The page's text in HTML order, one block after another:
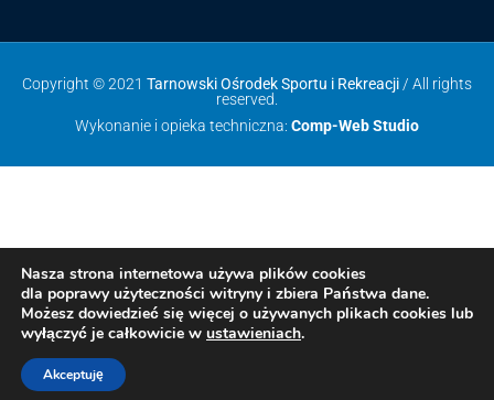
Copyright © 2021 Tarnowski Ośrodek Sportu i Rekreacji/ All rights
reserved.
Wykonanie i opieka techniczna: Comp-Web Studio
Nasza strona internetowa używa plików cookies
dla poprawy użyteczności witryny i zbiera Państwa dane.
Możesz dowiedzieć się więcej o używanych plikach cookies lub
wyłączyć je całkowicie w ustawieniach.
Akceptuję